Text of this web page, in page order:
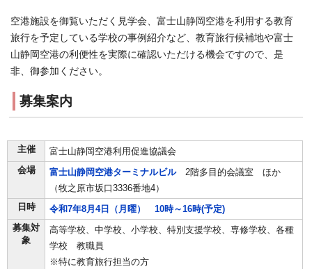
空港施設を御覧いただく見学会、富士山静岡空港を利用する教育
旅行を予定している学校の事例紹介など、教育旅行候補地や富士
山静岡空港の利便性を実際に確認いただける機会ですので、是
非、御参加ください。
募集案内
主催
富士山静岡空港利用促進協議会
会場
富士山静岡空港ターミナルビル2階多目的会議室 ほか
（牧之原市坂口3336番地4）
日時
令和7年8月4日（月曜） 10時～16時(予定)
募集対
象
高等学校、中学校、小学校、特別支援学校、専修学校、各種
学校 教職員
※特に教育旅行担当の方